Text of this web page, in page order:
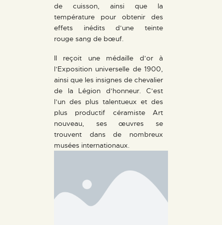
de cuisson, ainsi que la
température pour obtenir des
effets inédits d’une teinte
rouge sang de bœuf.
Il reçoit une médaille d’or à
l’Exposition universelle de 1900,
ainsi que les insignes de chevalier
de la Légion d’honneur. C’est
l’un des plus talentueux et des
plus productif céramiste Art
nouveau, ses œuvres se
trouvent dans de nombreux
musées internationaux.